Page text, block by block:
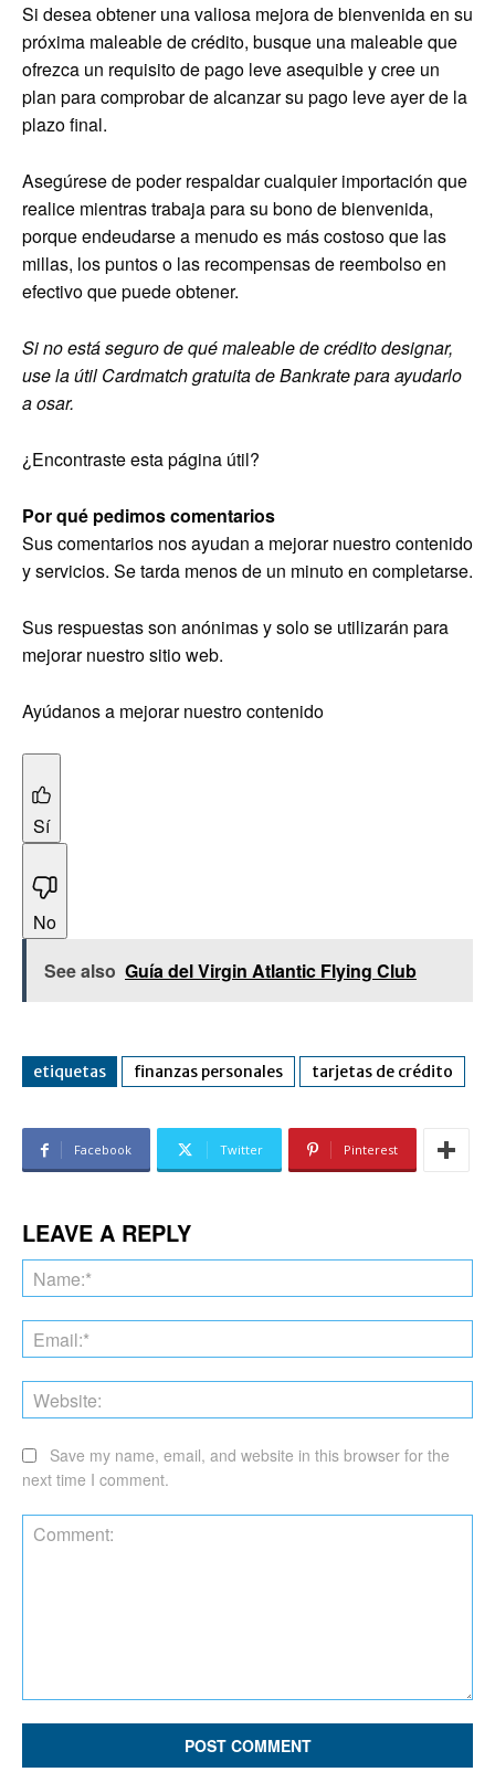
Si desea obtener una valiosa mejora de bienvenida en su
próxima maleable de crédito, busque una maleable que
ofrezca un requisito de pago leve asequible y cree un
plan para comprobar de alcanzar su pago leve ayer de la
plazo final.
Asegúrese de poder respaldar cualquier importación que
realice mientras trabaja para su bono de bienvenida,
porque endeudarse a menudo es más costoso que las
millas, los puntos o las recompensas de reembolso en
efectivo que puede obtener.
Si no está seguro de qué maleable de crédito designar,
use la útil Cardmatch gratuita de Bankrate para ayudarlo
a osar.
¿Encontraste esta página útil?
Por qué pedimos comentarios
Sus comentarios nos ayudan a mejorar nuestro contenido
y servicios. Se tarda menos de un minuto en completarse.
Sus respuestas son anónimas y solo se utilizarán para
mejorar nuestro sitio web.
Ayúdanos a mejorar nuestro contenido
Sí
No
See also Guía del Virgin Atlantic Flying Club
etiquetas finanzas personales tarjetas de crédito
Facebook Twitter Pinterest
LEAVE A REPLY
Save my name, email, and website in this browser for the
next time I comment.